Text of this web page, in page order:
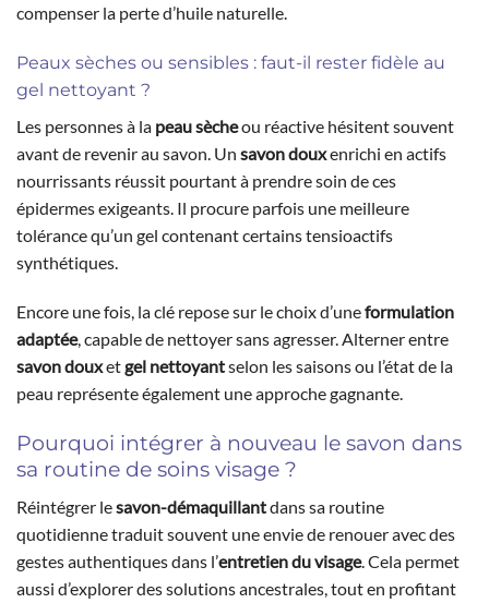
compenser la perte d’huile naturelle.
Peaux sèches ou sensibles : faut-il rester fidèle au
gel nettoyant ?
Les personnes à la peau sècheou réactive hésitent souvent
avant de revenir au savon. Un savon douxenrichi en actifs
nourrissants réussit pourtant à prendre soin de ces
épidermes exigeants. Il procure parfois une meilleure
tolérance qu’un gel contenant certains tensioactifs
synthétiques.
Encore une fois, la clé repose sur le choix d’uneformulation
adaptée, capable de nettoyer sans agresser. Alterner entre
savon douxetgel nettoyantselon les saisons ou l’état de la
peau représente également une approche gagnante.
Pourquoi intégrer à nouveau le savon dans
sa routine de soins visage ?
Réintégrer lesavon-démaquillantdans sa routine
quotidienne traduit souvent une envie de renouer avec des
gestes authentiques dans l’entretien du visage. Cela permet
aussi d’explorer des solutions ancestrales, tout en profitant